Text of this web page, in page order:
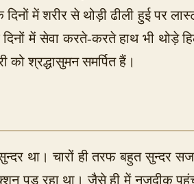
दिनों में शरीर से थोड़ी ढीली हुई
में सेवा करते-करते हाथ भी थोड़े
को श्रद्धासुमन समर्पित हैं।
था। चारों ही तरफ बहुत सुन्दर
पड़ रहा था। जैसे ही में नजदीक